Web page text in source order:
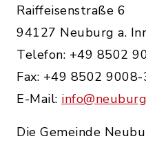
Raiffeisenstraße 6
94127 Neuburg a.
Telefon: +49 8502
Fax: +49 8502 9008-
E-Mail:
Die Gemeinde